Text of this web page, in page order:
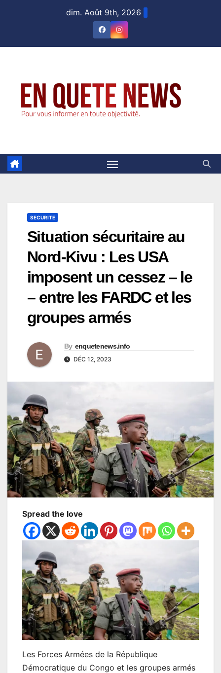
dim. Août 9th, 2026
SECURITE
Situation sécuritaire au
Nord-Kivu : Les USA
imposent un cessez – le
– entre les FARDC et les
groupes armés
By enquetenews.info
DÉC 12, 2023
Spread the love
Les Forces Armées de la République
Démocratique du Congo et les groupes armés